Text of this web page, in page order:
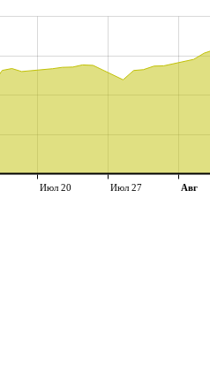
Июл 20 Июл 27 Авг